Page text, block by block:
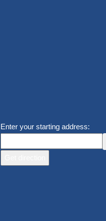
Enter your starting address: